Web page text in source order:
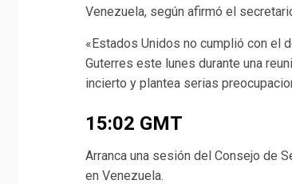
Venezuela, según afirmó el
«Estados Unidos no cumplió con el
Guterres este lunes durante una
incierto y plantea serias
15:02 GMT
Arranca una sesión del Consejo de
en Venezuela.